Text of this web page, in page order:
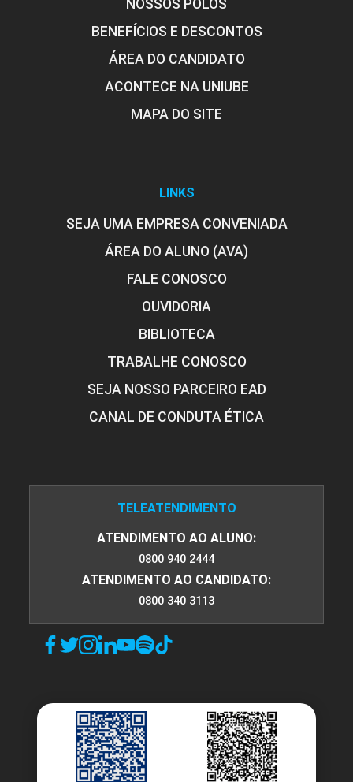
NOSSOS POLOS
BENEFÍCIOS E DESCONTOS
ÁREA DO CANDIDATO
ACONTECE NA UNIUBE
MAPA DO SITE
LINKS
SEJA UMA EMPRESA CONVENIADA
ÁREA DO ALUNO (AVA)
FALE CONOSCO
OUVIDORIA
BIBLIOTECA
TRABALHE CONOSCO
SEJA NOSSO PARCEIRO EAD
CANAL DE CONDUTA ÉTICA
TELEATENDIMENTO
ATENDIMENTO AO ALUNO:
0800 940 2444
ATENDIMENTO AO CANDIDATO:
0800 340 3113